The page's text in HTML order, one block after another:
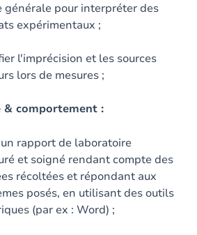
générale pour interpréter des
expérimentaux ;
l'imprécision et les sources
lors de mesures ;
& comportement :
rapport de laboratoire
et soigné rendant compte des
récoltées et répondant aux
posés, en utilisant des outils
(par ex : Word) ;